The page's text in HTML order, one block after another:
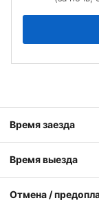
Время заезда
Время выезда
Отмена /